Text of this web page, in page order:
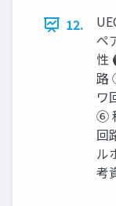
12.
ペ
性
路
ワ
⑥
回
ル
考